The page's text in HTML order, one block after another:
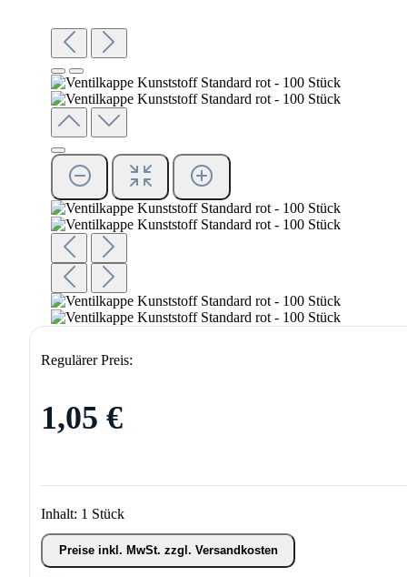
Regulärer Preis:
1,05 €
Inhalt: 1 Stück
Preise inkl. MwSt. zzgl. Versandkosten